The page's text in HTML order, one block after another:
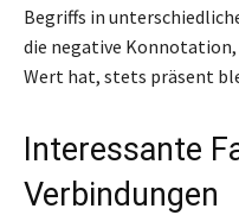
Begriffs in
die negative Konnotation,
Wert hat, stets präsent
Interessante
Verbindungen